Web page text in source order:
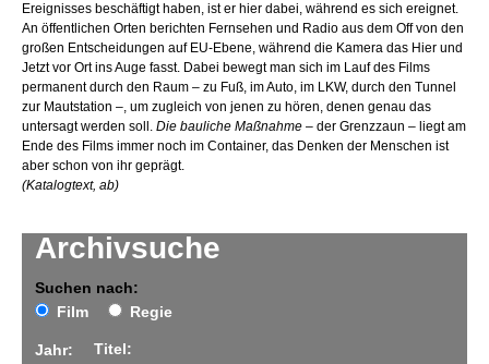
Archivsuche
Suchen nach:
Film
Regie
Jahr: Titel:
Ereignisses beschäftigt haben, ist er hier dabei, während es sich ereignet.
An öffentlichen Orten berichten Fernsehen und Radio aus dem Off von den
großen Entscheidungen auf EU-Ebene, während die Kamera das Hier und
Jetzt vor Ort ins Auge fasst. Dabei bewegt man sich im Lauf des Films
permanent durch den Raum – zu Fuß, im Auto, im LKW, durch den Tunnel
zur Mautstation –, um zugleich von jenen zu hören, denen genau das
untersagt werden soll. Die bauliche Maßnahme – der Grenzzaun – liegt am
Ende des Films immer noch im Container, das Denken der Menschen ist
aber schon von ihr geprägt.
(Katalogtext, ab)